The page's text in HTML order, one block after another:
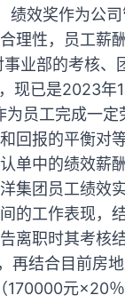
绩效奖作为公
理性，员工薪
业部的考核、
现已是2023年
员工完成一定
回报的平衡对
单中的绩效薪
集团员工绩效
的工作表现，
离职时其考核
再结合目前房
170000元×20